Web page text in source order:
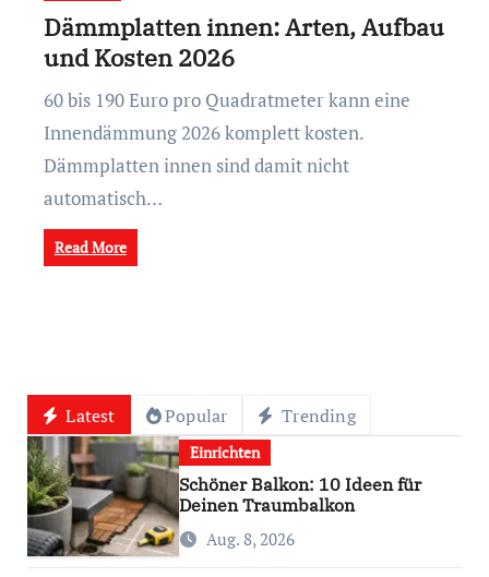
Dämmplatten innen: Arten, Aufbau
und Kosten 2026
60 bis 190 Euro pro Quadratmeter kann eine
Innendämmung 2026 komplett kosten.
Dämmplatten innen sind damit nicht
automatisch…
Read More
Latest Popular Trending
Einrichten
Schöner Balkon: 10 Ideen für
Deinen Traumbalkon
Aug. 8, 2026